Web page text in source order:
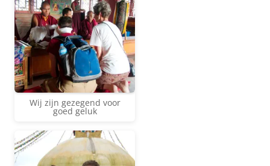
Wij zijn gezegend voor
goed geluk